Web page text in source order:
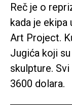
Reč je o
kada je ekipa
Art Project.
Jugića koji
skulpture.
3600 dolara.